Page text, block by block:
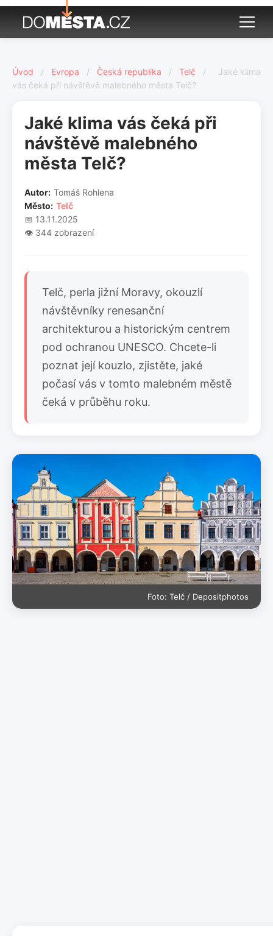
Úvod / Evropa / Česká republika / Telč /
Jaké klima
vás čeká při návštěvě malebného města Telč?
Jaké klima vás čeká při
návštěvě malebného
města Telč?
Autor: Tomáš Rohlena
Město: Telč
📅 13.11.2025
👁️ 344 zobrazení
Telč, perla jižní Moravy, okouzlí
návštěvníky renesanční
architekturou a historickým centrem
pod ochranou UNESCO. Chcete-li
poznat její kouzlo, zjistěte, jaké
počasí vás v tomto malebném městě
čeká v průběhu roku.
Foto: Telč / Depositphotos